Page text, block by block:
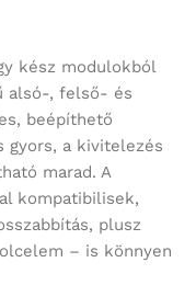
kész modulokból
alsó-, felső- és
beépíthető
gyors, a kivitelezés
marad. A
kompatibilisek,
plusz
– is könnyen